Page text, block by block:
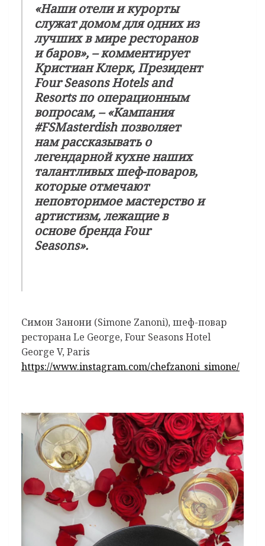
«Наши отели и курорты
служат домом для одних из
лучших в мире ресторанов
и баров», – комментирует
Кристиан Клерк, Президент
Four Seasons Hotels and
Resorts по операционным
вопросам, – «Кампания
#FSMasterdish позволяет
нам рассказывать о
легендарной кухне наших
талантливых шеф-поваров,
которые отмечают
неповторимое мастерство и
артистизм, лежащие в
основе бренда Four
Seasons».
Симон Занони (Simone Zanoni), шеф-повар
ресторана Le George, Four Seasons Hotel
George V, Paris
https://www.instagram.com/chefzanoni_simone/